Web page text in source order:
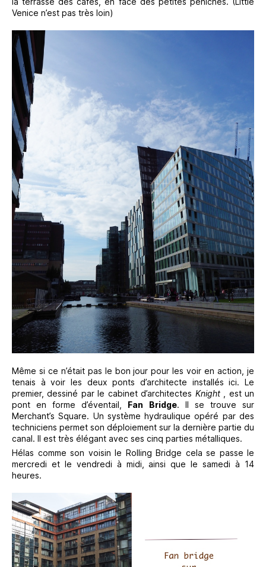
Venice n’est pas très loin)
Même si ce n’était pas le bon jour pour les voir en action, je
tenais à voir les deux ponts d’architecte installés ici. Le
premier, dessiné par le cabinet d’architectes Knight, est un
pont en forme d’éventail, Fan Bridge. Il se trouve sur
Merchant’s Square. Un système hydraulique opéré par des
techniciens permet son déploiement sur la dernière partie du
canal. Il est très élégant avec ses cinq parties métalliques.
Hélas comme son voisin le Rolling Bridge cela se passe le
mercredi et le vendredi à midi, ainsi que le samedi à 14
heures.